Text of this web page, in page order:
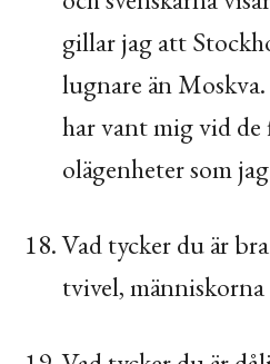
gillar jag att
lugnare än
har vant mig vid de
olägenheter som
Vad tycker du är
tvivel,